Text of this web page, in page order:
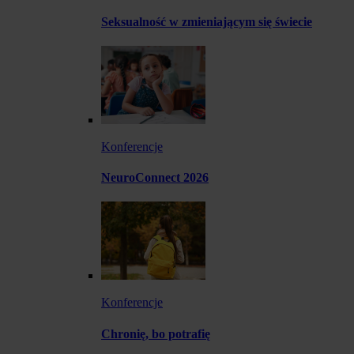
Seksualność w zmieniającym się świecie
Konferencje
NeuroConnect 2026
Konferencje
Chronię, bo potrafię